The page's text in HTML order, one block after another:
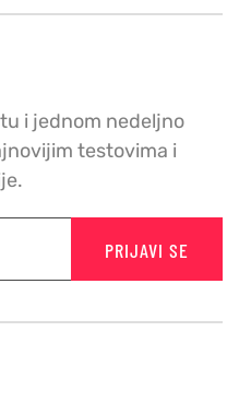
i jednom nedeljno
testovima i
PRIJAVI SE